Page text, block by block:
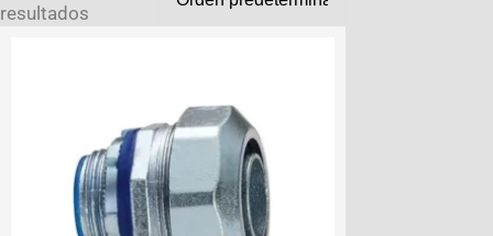
resultados